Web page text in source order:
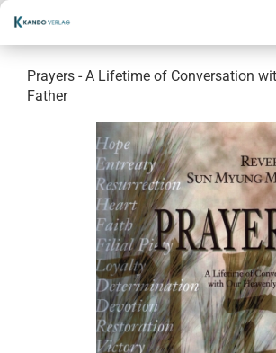
Prayers - A Lifetime of Conversation
Father